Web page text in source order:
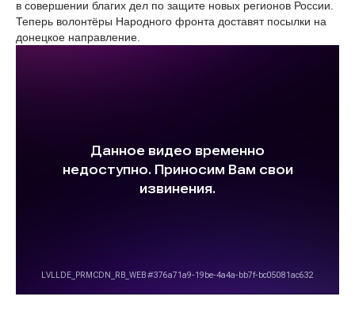
в совершении благих дел по защите новых регионов России.
Теперь волонтёры Народного фронта доставят посылки на
донецкое направление.